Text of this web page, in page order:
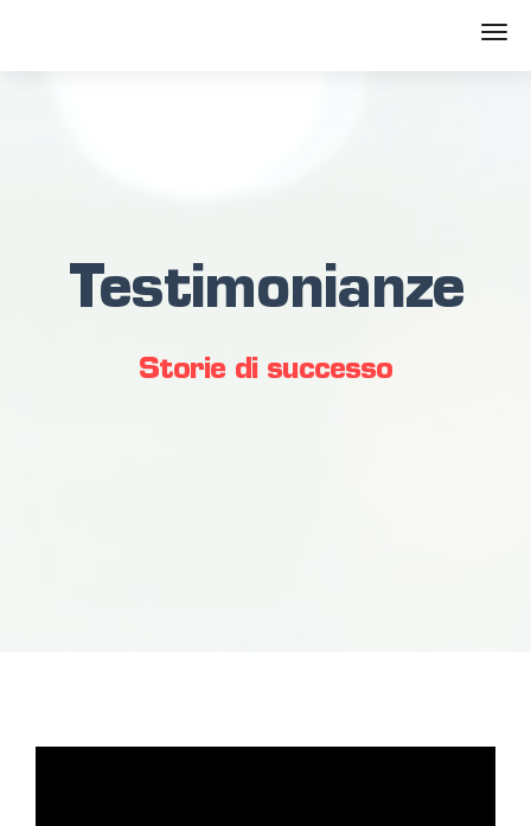
Testimonianze
Storie di successo